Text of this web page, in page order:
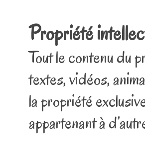
Propriété
Tout le contenu du
textes, vidéos,
la propriété
appartenant à